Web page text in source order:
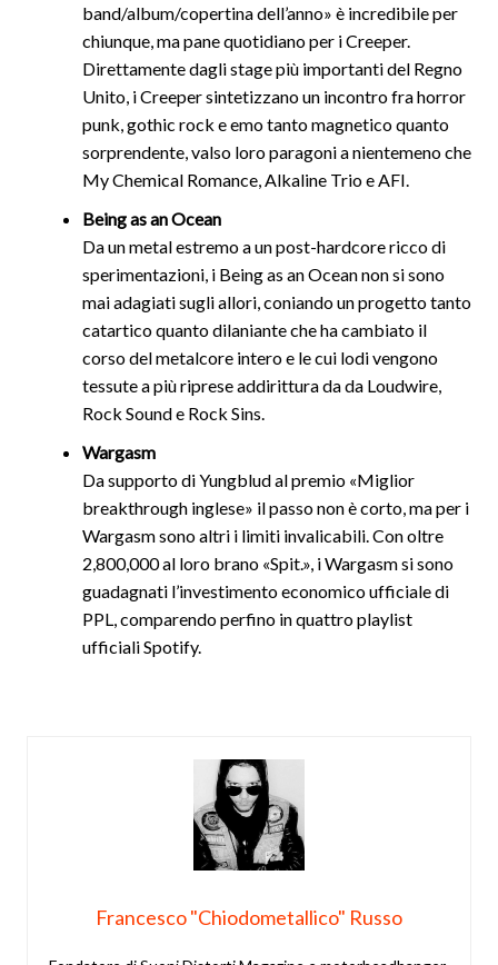
band/album/copertina dell’anno» è incredibile per
chiunque, ma pane quotidiano per i Creeper.
Direttamente dagli stage più importanti del Regno
Unito, i Creeper sintetizzano un incontro fra horror
punk, gothic rock e emo tanto magnetico quanto
sorprendente, valso loro paragoni a nientemeno che
My Chemical Romance, Alkaline Trio e AFI.
Being as an Ocean
Da un metal estremo a un post-hardcore ricco di
sperimentazioni, i Being as an Ocean non si sono
mai adagiati sugli allori, coniando un progetto tanto
catartico quanto dilaniante che ha cambiato il
corso del metalcore intero e le cui lodi vengono
tessute a più riprese addirittura da da Loudwire,
Rock Sound e Rock Sins.
Wargasm
Da supporto di Yungblud al premio «Miglior
breakthrough inglese» il passo non è corto, ma per i
Wargasm sono altri i limiti invalicabili. Con oltre
2,800,000 al loro brano «Spit.», i Wargasm si sono
guadagnati l’investimento economico ufficiale di
PPL, comparendo perfino in quattro playlist
ufficiali Spotify.
Francesco "Chiodometallico" Russo